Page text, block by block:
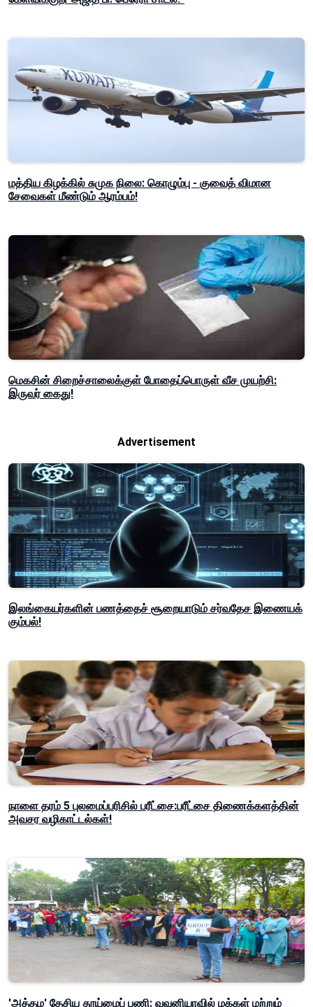
மத்திய கிழக்கில் சுமுக நிலை: கொழும்பு - குவைத் விமான
சேவைகள் மீண்டும் ஆரம்பம்!
மெகசின் சிறைச்சாலைக்குள் போதைப்பொருள் வீச முயற்சி:
இருவர் கைது!
Advertisement
இலங்கையர்களின் பணத்தைச் சூறையாடும் சர்வதேச இணையக்
கும்பல்!
நாளை தரம் 5 புலமைப்பரிசில் பரீட்சை:பரீட்சை திணைக்களத்தின்
அவசர வழிகாட்டல்கள்!
'அத்தம' தேசிய தூய்மைப் பணி: வவுனியாவில் மக்கள் மற்றும்